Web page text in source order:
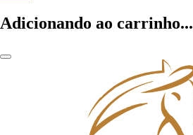
Adicionando ao carrinho...